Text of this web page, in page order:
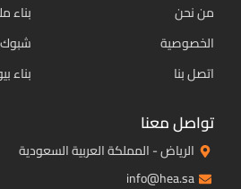
من نحن
الخصوصية
اتصل بنا
بناء
شبوك
بناء
تواصل معنا
الرياض - المملكة العربية السعودية
info@hea.sa